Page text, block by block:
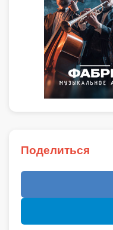
Поделиться